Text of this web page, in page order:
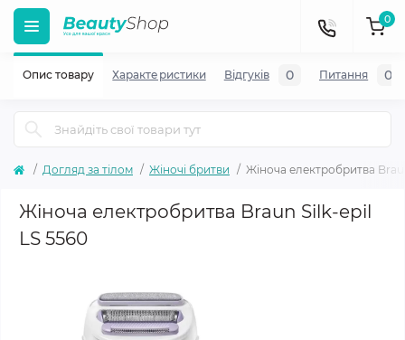
0
Догляд за тілом Жіночі бритви Жіноча електробритва
Жіноча електробритва Braun Silk-epil
LS 5560
Опис товару Характеристики Відгуків 0 Питання 0